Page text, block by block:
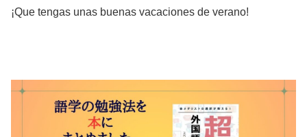
¡Que tengas unas buenas vacaciones de verano!